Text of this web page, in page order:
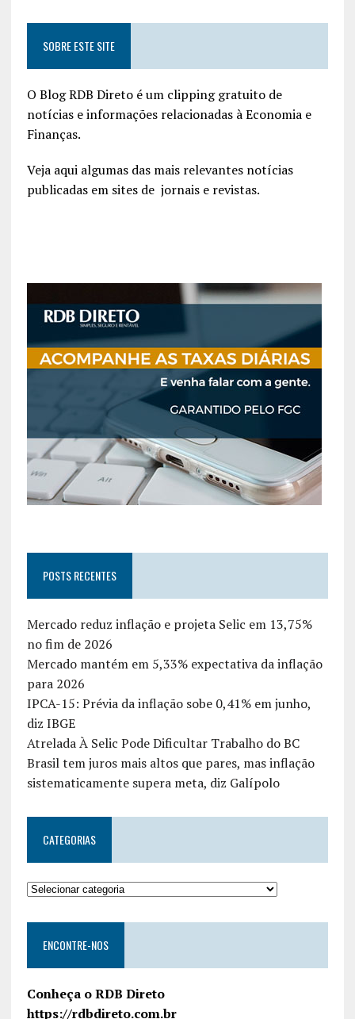
SOBRE ESTE SITE
O Blog RDB Direto é um clipping gratuito de
notícias e informações relacionadas à Economia e
Finanças.
Veja aqui algumas das mais relevantes notícias
publicadas em sites de jornais e revistas.
POSTS RECENTES
Mercado reduz inflação e projeta Selic em 13,75%
no fim de 2026
Mercado mantém em 5,33% expectativa da inflação
para 2026
IPCA-15: Prévia da inflação sobe 0,41% em junho,
diz IBGE
Atrelada À Selic Pode Dificultar Trabalho do BC
Brasil tem juros mais altos que pares, mas inflação
sistematicamente supera meta, diz Galípolo
CATEGORIAS
ENCONTRE-NOS
Conheça o RDB Direto
https://rdbdireto.com.br